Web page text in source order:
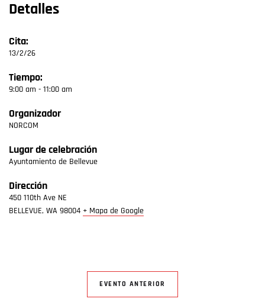
Detalles
Cita:
13/2/26
Tiempo:
9:00 am - 11:00 am
Organizador
NORCOM
Lugar de celebración
Ayuntamiento de Bellevue
Dirección
450 110th Ave NE
BELLEVUE, WA 98004 + Mapa de Google
EVENTO ANTERIOR